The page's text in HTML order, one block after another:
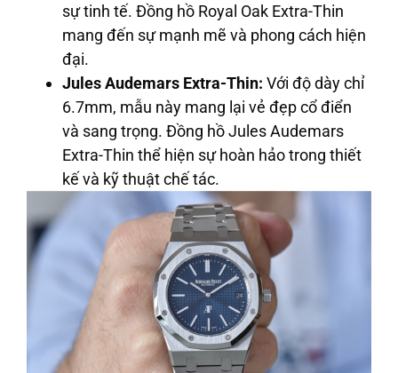
sự tinh tế. Đồng hồ Royal Oak Extra-Thin
mang đến sự mạnh mẽ và phong cách hiện
đại.
Jules Audemars Extra-Thin: Với độ dày chỉ
6.7mm, mẫu này mang lại vẻ đẹp cổ điển
và sang trọng. Đồng hồ Jules Audemars
Extra-Thin thể hiện sự hoàn hảo trong thiết
kế và kỹ thuật chế tác.